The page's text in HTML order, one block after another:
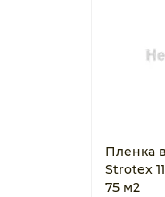
Пленка
Strotex
75 м2